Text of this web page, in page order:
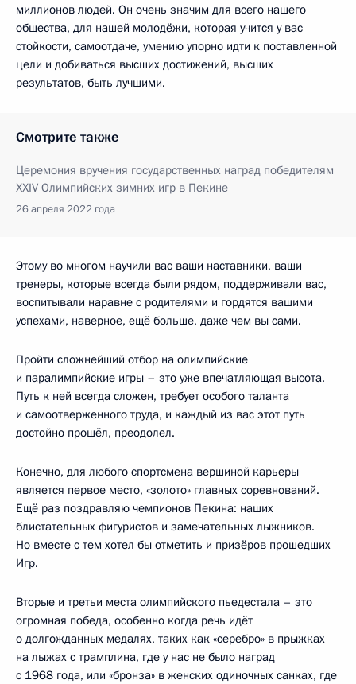
миллионов людей. Он очень значим для всего нашего
общества, для нашей молодёжи, которая учится у вас
стойкости, самоотдаче, умению упорно идти к поставленной
цели и добиваться высших достижений, высших
результатов, быть лучшими.
Смотрите также
Церемония вручения государственных наград победителям
XXIV Олимпийских зимних игр в Пекине
26 апреля 2022 года
Этому во многом научили вас ваши наставники, ваши
тренеры, которые всегда были рядом, поддерживали вас,
воспитывали наравне с родителями и гордятся вашими
успехами, наверное, ещё больше, даже чем вы сами.
Пройти сложнейший отбор на олимпийские
и паралимпийские игры – это уже впечатляющая высота.
Путь к ней всегда сложен, требует особого таланта
и самоотверженного труда, и каждый из вас этот путь
достойно прошёл, преодолел.
Конечно, для любого спортсмена вершиной карьеры
является первое место, «золото» главных соревнований.
Ещё раз поздравляю чемпионов Пекина: наших
блистательных фигуристов и замечательных лыжников.
Но вместе с тем хотел бы отметить и призёров прошедших
Игр.
Вторые и третьи места олимпийского пьедестала – это
огромная победа, особенно когда речь идёт
о долгожданных медалях, таких как «серебро» в прыжках
на лыжах с трамплина, где у нас не было наград
с 1968 года, или «бронза» в женских одиночных санках, где